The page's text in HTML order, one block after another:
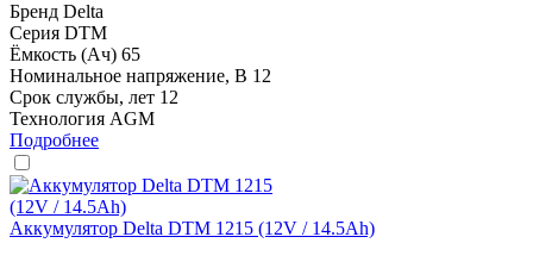
Бренд Delta
Серия DTM
Ёмкость (Ач) 65
Номинальное напряжение, В 12
Срок службы, лет 12
Технология AGM
Подробнее
Аккумулятор Delta DTM 1215 (12V / 14.5Ah)